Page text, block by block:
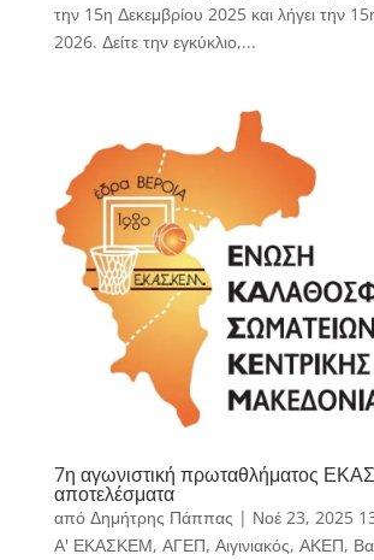
την 15η Δεκεμβρίου 2025 και λήγει την
2026. Δείτε την εγκύκλιο,...
7η αγωνιστική πρωταθλήματος
αποτελέσματα
από Δημήτρης Πάππας | Νοέ 23, 2025
Α' ΕΚΑΣΚΕΜ, ΑΓΕΠ, Αιγινιακός, ΑΚΕΠ,